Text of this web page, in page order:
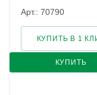
Арт.: 70790
КУПИТЬ
КУПИТЬ В 1